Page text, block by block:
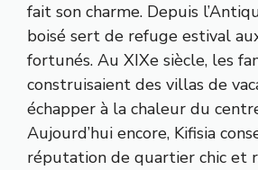
fait son charme. Depuis
boisé sert de refuge estival
fortunés. Au XIXe siècle, les
construisaient des villas de
échapper à la chaleur du
Aujourd’hui encore, Kifisia
réputation de quartier chic et